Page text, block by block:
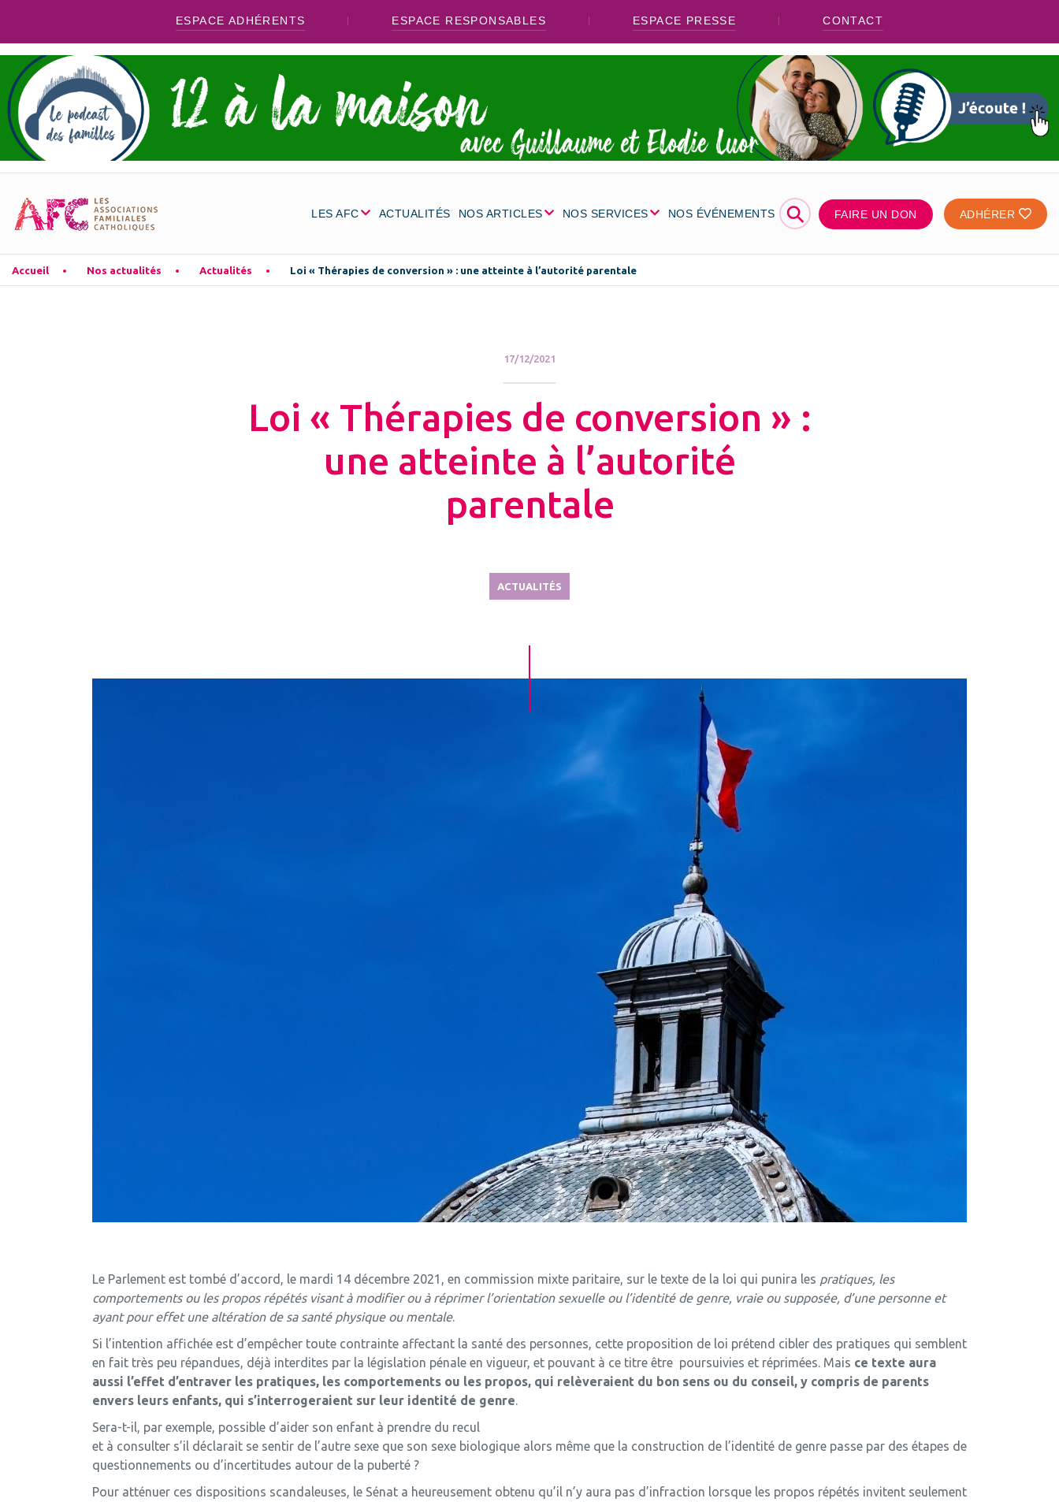
ESPACE ADHÉRENTS ESPACE RESPONSABLES ESPACE PRESSE CONTACT
LES AFC ACTUALITÉS NOS ARTICLES NOS SERVICES NOS ÉVÉNEMENTS ⚲ FAIRE UN DON ADHÉRER
Accueil Nos actualités Actualités Loi « Thérapies de conversion » : une atteinte à l’autorité parentale
17/12/2021
Loi « Thérapies de conversion » :
une atteinte à l’autorité
parentale
ACTUALITÉS
Le Parlement est tombé d’accord, le mardi 14 décembre 2021, en commission mixte paritaire, sur le texte de la loi qui punira les pratiques, les
comportements ou les propos répétés visant à modifier ou à réprimer l’orientation sexuelle ou l’identité de genre, vraie ou supposée, d’une personne et
ayant pour effet une altération de sa santé physique ou mentale.
Si l’intention affichée est d’empêcher toute contrainte affectant la santé des personnes, cette proposition de loi prétend cibler des pratiques qui semblent
en fait très peu répandues, déjà interdites par la législation pénale en vigueur, et pouvant à ce titre être poursuivies et réprimées. Mais ce texte aura
aussi l’effet d’entraver les pratiques, les comportements ou les propos, qui relèveraient du bon sens ou du conseil, y compris de parents
envers leurs enfants, qui s’interrogeraient sur leur identité de genre.
Sera-t-il, par exemple, possible d’aider son enfant à prendre du recul
et à consulter s’il déclarait se sentir de l’autre sexe que son sexe biologique alors même que la construction de l’identité de genre passe par des étapes de
questionnements ou d’incertitudes autour de la puberté ?
Pour atténuer ces dispositions scandaleuses, le Sénat a heureusement obtenu qu’il n’y aura pas d’infraction lorsque les propos répétés invitent seulement